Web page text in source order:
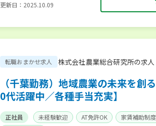
更新日：2025.10.09
転職おまかせ求人 株式会社農業総合研究所の求
（千葉勤務）地域農業の未来を
0代活躍中／各種手当充実】
正社員 未経験歓迎 AT免許OK 家賃補助制